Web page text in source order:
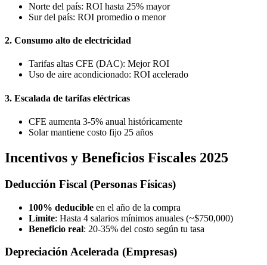
Norte del país: ROI hasta 25% mayor
Sur del país: ROI promedio o menor
2. Consumo alto de electricidad
Tarifas altas CFE (DAC): Mejor ROI
Uso de aire acondicionado: ROI acelerado
3. Escalada de tarifas eléctricas
CFE aumenta 3-5% anual históricamente
Solar mantiene costo fijo 25 años
Incentivos y Beneficios Fiscales 2025
Deducción Fiscal (Personas Físicas)
100% deducible en el año de la compra
Límite: Hasta 4 salarios mínimos anuales (~$750,000)
Beneficio real: 20-35% del costo según tu tasa
Depreciación Acelerada (Empresas)